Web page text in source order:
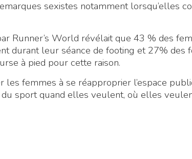
sexistes notamment lorsqu’elles
Runner’s World révélait que 43 % des
durant leur séance de footing et 27% des
à pied pour cette raison.
les femmes à se réapproprier l’espace
sport quand elles veulent, où elles